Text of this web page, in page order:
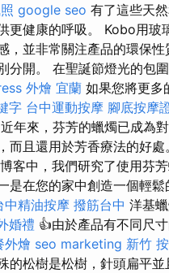
google seo 有了這些天
更健康的呼吸。 Kobo用
，並非常關注產品的環保
分開。 在聖誕節燈光的包
外燴 宜蘭 如果您將更多
字 台中運動按摩 腳底按摩
年來，芬芳的蠟燭已成為
而且還用於芳香療法的好處
客中，我們研究了使用芬芳
是在您的家中創造一個輕
中精油按摩 撥筋台中 洋基
婚禮 👍由於產品有不同尺
外燴 seo marketing 新竹
的松樹是松樹，針頭扁平並